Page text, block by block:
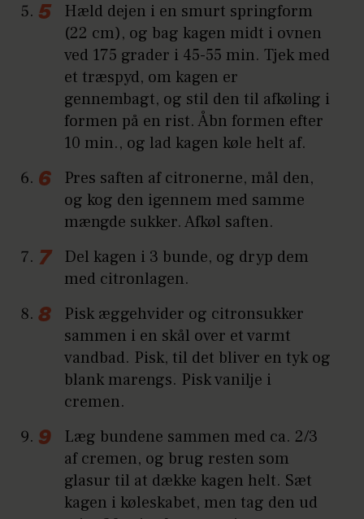
Hæld dejen i en smurt springform
(22 cm), og bag kagen midt i ovnen
ved 175 grader i 45-55 min. Tjek med
et træspyd, om kagen er
gennembagt, og stil den til afkøling i
formen på en rist. Åbn formen efter
10 min., og lad kagen køle helt af.
Pres saften af citronerne, mål den,
og kog den igennem med samme
mængde sukker. Afkøl saften.
Del kagen i 3 bunde, og dryp dem
med citronlagen.
Pisk æggehvider og citronsukker
sammen i en skål over et varmt
vandbad. Pisk, til det bliver en tyk og
blank marengs. Pisk vanilje i
cremen.
Læg bundene sammen med ca. 2/3
af cremen, og brug resten som
glasur til at dække kagen helt. Sæt
kagen i køleskabet, men tag den ud